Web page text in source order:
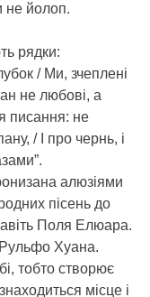
не йолоп.
рядки:
/ Ми, зчеплені
не любові, а
писання: не
/ І про чернь, і
алюзіями
пісень до
Поля Елюара.
Хуана.
тобто створює
місце і